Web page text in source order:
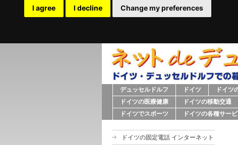
I agree I decline Change my preferences
デュッセルドルフ ドイツ ドイツ
ドイツの医療健康
ドイツの移動交通
ドイツでスポーツ
ドイツの各種サー
ドイツの固定電話 インターネット